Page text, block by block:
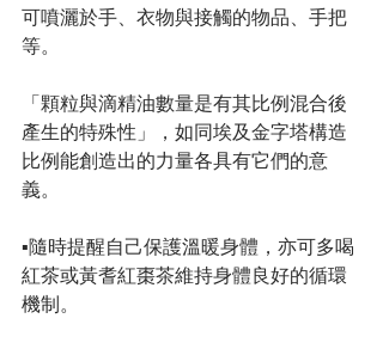
可噴灑於手、衣物與接觸的物品、手把
等。
「顆粒與滴精油數量是有其比例混合後
產生的特殊性」，如同埃及金字塔構造
比例能創造出的力量各具有它們的意
義。
▪隨時提醒自己保護溫暖身體，亦可多喝
紅茶或黃耆紅棗茶維持身體良好的循環
機制。